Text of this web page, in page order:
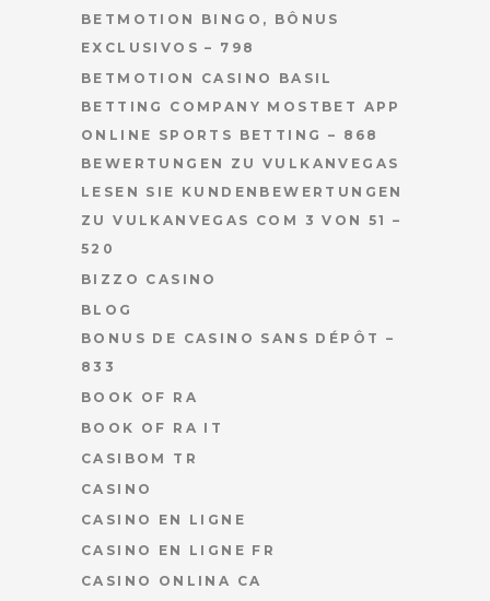
BETMOTION BINGO, BÔNUS
EXCLUSIVOS – 798
BETMOTION CASINO BASIL
BETTING COMPANY MOSTBET APP
ONLINE SPORTS BETTING – 868
BEWERTUNGEN ZU VULKANVEGAS
LESEN SIE KUNDENBEWERTUNGEN
ZU VULKANVEGAS COM 3 VON 51 –
520
BIZZO CASINO
BLOG
BONUS DE CASINO SANS DÉPÔT –
833
BOOK OF RA
BOOK OF RA IT
CASIBOM TR
CASINO
CASINO EN LIGNE
CASINO EN LIGNE FR
CASINO ONLINA CA